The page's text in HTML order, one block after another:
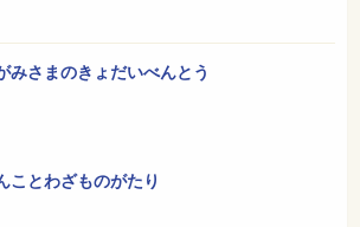
みさまのきょだいべんとう
ことわざものがたり